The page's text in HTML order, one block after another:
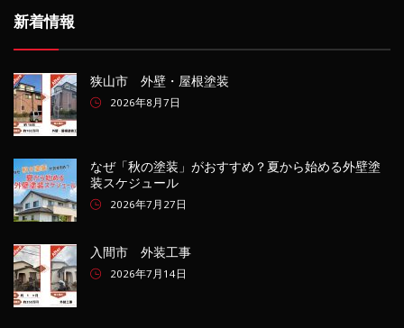
新着情報
狭山市 外壁・屋根塗装
2026年8月7日
なぜ「秋の塗装」がおすすめ？夏から始める外壁塗
装スケジュール
2026年7月27日
入間市 外装工事
2026年7月14日